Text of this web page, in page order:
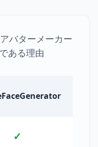
バターメーカー
ある理由
✓